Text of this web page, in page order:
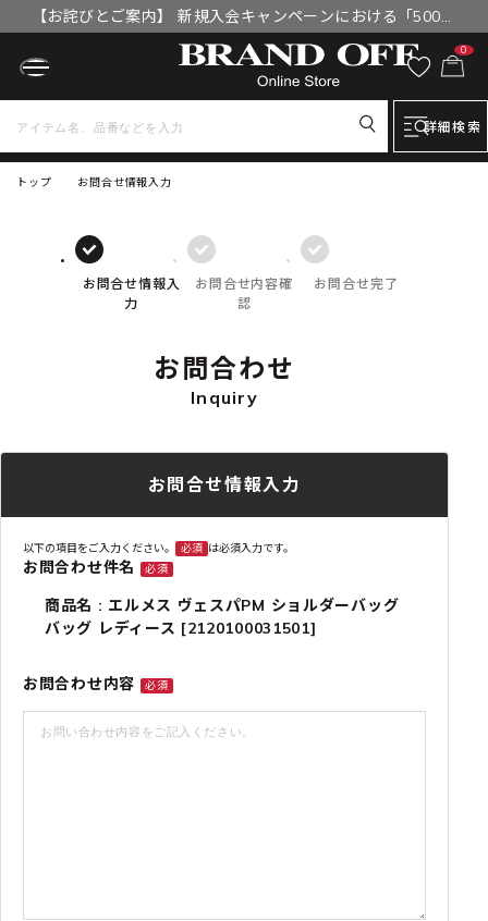
【お詫びとご案内】 新規入会キャンペーンにおける「500円
OFFクーポン」付与漏れと補填について
0
詳細検索
トップ お問合せ情報入力
お問合せ情報入
力
お問合せ内容確
認
お問合せ完了
お問合わせ
Inquiry
お問合せ情報入力
以下の項目をご入力ください。 必須 は必須入力です。
お問合わせ件名 必須
商品名 : エルメス ヴェスパPM ショルダーバッグ
バッグ レディース [2120100031501]
お問合わせ内容 必須